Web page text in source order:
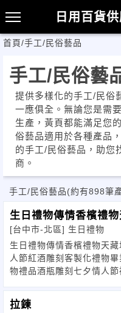
日用百貨
首頁/手工/民俗藝品
手工/民俗藝
提供多樣化的手工/民俗
一應俱全。無論您是需
生產，黃頁都能滿足您
俗藝品適用於各種產品
的手工/民俗藝品，助您
商。
手工/民俗藝品(約有898筆
生日禮物傳情香檳禮
雕刻,情人節紅
[台中市-北區] 生日禮物
生日禮物傳情香檳禮物天
人節紅酒雕刻客製化禮物
物禮品酒瓶雕刻七夕情人節
拉鍊